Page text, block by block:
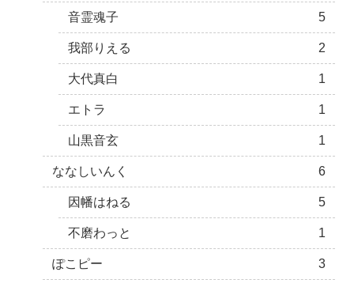
音霊魂子 5
我部りえる 2
大代真白 1
エトラ 1
山黒音玄 1
ななしいんく 6
因幡はねる 5
不磨わっと 1
ぽこピー 3